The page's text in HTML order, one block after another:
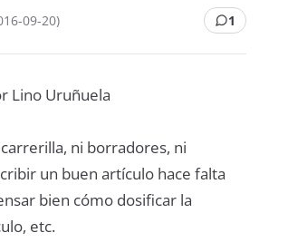
09-20) 1
Lino Uruñuela
ni borradores, ni
un buen artículo hace falta
bien cómo dosificar la
etc.